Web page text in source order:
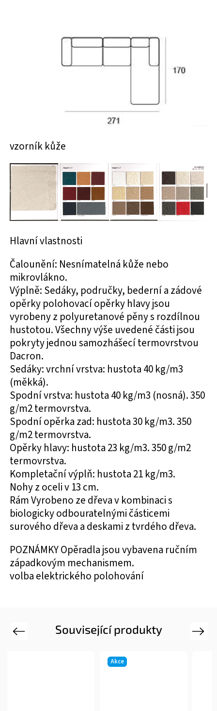
vzorník kůže
Hlavní vlastnosti
Čalounění: Nesnímatelná kůže nebo
mikrovlákno.
Výplně: Sedáky, područky, bederní a zádové
opěrky polohovací opěrky hlavy jsou
vyrobeny z polyuretanové pěny s rozdílnou
hustotou. Všechny výše uvedené části jsou
pokryty jednou samozhášecí termovrstvou
Dacron.
Sedáky: vrchní vrstva: hustota 40 kg/m3
(měkká).
Spodní vrstva: hustota 40 kg/m3 (nosná). 350
g/m2 termovrstva.
Spodní opěrka zad: hustota 30 kg/m3. 350
g/m2 termovrstva.
Opěrky hlavy: hustota 23 kg/m3. 350 g/m2
termovrstva.
Kompletační výplň: hustota 21 kg/m3.
Nohy z oceli v 13 cm.
Rám Vyrobeno ze dřeva v kombinaci s
biologicky odbouratelnými částicemi
surového dřeva a deskami z tvrdého dřeva.
POZNÁMKY Opěradla jsou vybavena ručním
západkovým mechanismem.
volba elektrického polohování
Související produkty
Previous Next